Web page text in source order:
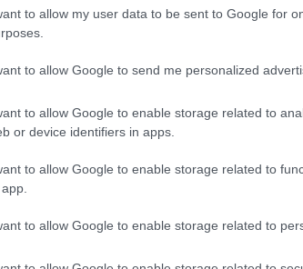
to allow my user data to be sent to Google for
to allow Google to send me personalized
to allow Google to enable storage related to
or device identifiers in apps.
to allow Google to enable storage related to
to allow Google to enable storage related to
felkérésére. Ennek kapcsán hosszú
miközben a legfinomabb édességekkel